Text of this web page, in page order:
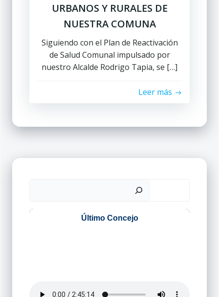
URBANOS Y RURALES DE
NUESTRA COMUNA
Siguiendo con el Plan de Reactivación
de Salud Comunal impulsado por
nuestro Alcalde Rodrigo Tapia, se […]
Leer más